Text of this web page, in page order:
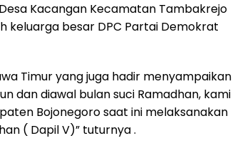
Kacangan Kecamatan Tambakrejo
keluarga besar DPC Partai Demokrat
Timur yang juga hadir menyampaikan
dan diawal bulan suci Ramadhan, kami
Bojonegoro saat ini melaksanakan
( Dapil V)” tuturnya .